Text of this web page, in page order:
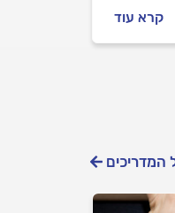
עולה
ריכזנו
קרא עוד
המדריכים